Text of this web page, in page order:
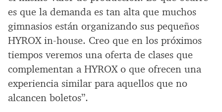
es que la demanda es tan alta que muchos
gimnasios están organizando sus pequeños
HYROX in-house. Creo que en los próximos
tiempos veremos una oferta de clases que
complementan a HYROX o que ofrecen una
experiencia similar para aquellos que no
alcancen boletos”.